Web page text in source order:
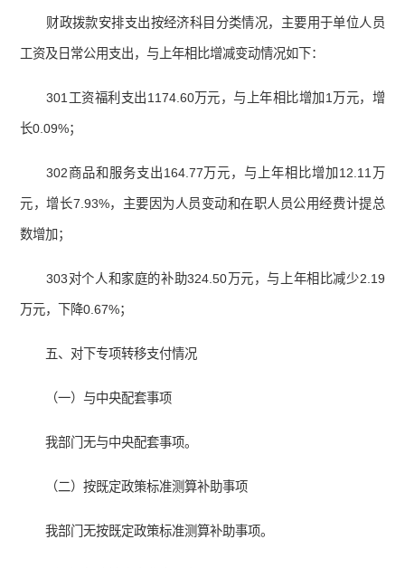
财政拨款安排支出按经济科目分类情况，主要用于单位人员
工资及日常公用支出，与上年相比增减变动情况如下：
301工资福利支出1174.60万元，与上年相比增加1万元，增
长0.09%；
302商品和服务支出164.77万元，与上年相比增加12.11万
元，增长7.93%，主要因为人员变动和在职人员公用经费计提总
数增加；
303对个人和家庭的补助324.50万元，与上年相比减少2.19
万元，下降0.67%；
五、对下专项转移支付情况
（一）与中央配套事项
我部门无与中央配套事项。
（二）按既定政策标准测算补助事项
我部门无按既定政策标准测算补助事项。